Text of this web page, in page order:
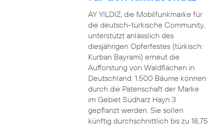
AY YILDIZ, die Mobilfunkmarke für
die deutsch-türkische Community,
unterstützt anlässlich des
diesjährigen Opferfestes (türkisch:
Kurban Bayrami) erneut die
Aufforstung von Waldflächen in
Deutschland. 1.500 Bäume können
durch die Patenschaft der Marke
im Gebiet Südharz Hayn 3
gepflanzt werden. Sie sollen
künftig durchschnittlich bis zu 18,75